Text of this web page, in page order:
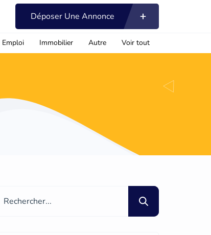
Déposer Une Annonce
Emploi Immobilier Autre Voir tout